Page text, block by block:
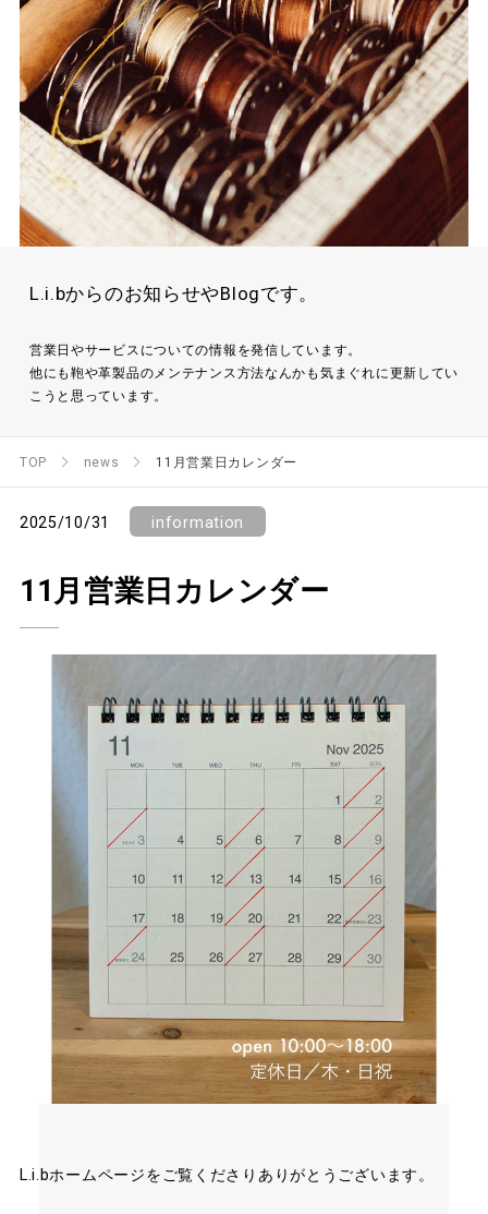
L.i.bからのお知らせやBlogです。
営業日やサービスについての情報を発信しています。
他にも鞄や革製品のメンテナンス方法なんかも気まぐれに更新してい
こうと思っています。
TOP news 11月営業日カレンダー
2025/10/31 information
11月営業日カレンダー
L.i.bホームページをご覧くださりありがとうございます。